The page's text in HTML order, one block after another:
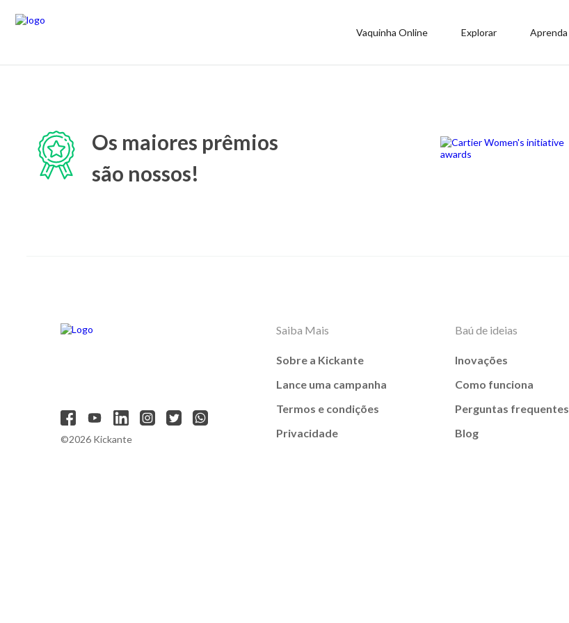
Vaquinha Online Explorar Aprenda
Os maiores prêmios
são nossos!
©2026 Kickante
Saiba Mais
Sobre a Kickante
Lance uma campanha
Termos e condições
Privacidade
Baú de ideias
Inovações
Como funciona
Perguntas frequentes
Blog